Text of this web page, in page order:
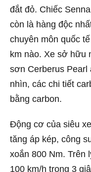
đắt đỏ. Chiếc
còn là hàng độc
chuyên môn quốc
km nào. Xe sở hữu
sơn Cerberus Pearl
nhìn, các chi tiết
bằng carbon.
Động cơ của siêu
tăng áp kép, công
xoắn 800 Nm. Trên
100 km/h trong 3